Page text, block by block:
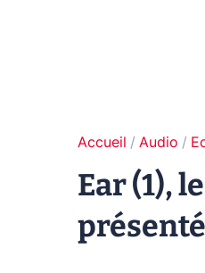
Accueil Audio
Ear (1),